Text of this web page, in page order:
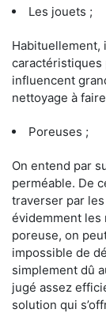
Les jouets ;
Habituellement,
caractéristiques
influencent
nettoyage à
Poreuses ;
On entend par
perméable. De
traverser par
évidemment les
poreuse, on
impossible de
simplement dû
jugé assez
solution qui